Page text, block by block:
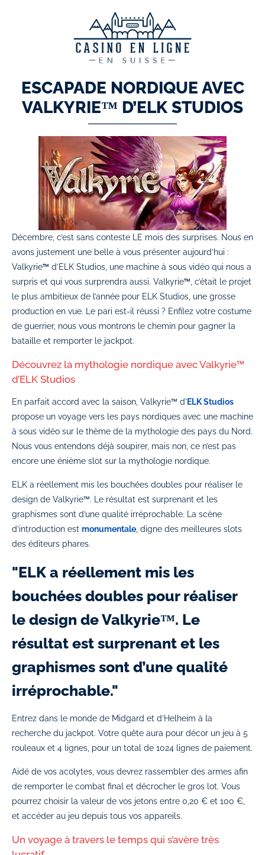
ESCAPADE NORDIQUE AVEC
VALKYRIE™ D’ELK STUDIOS
Décembre, c’est sans conteste LE mois des surprises. Nous en
avons justement une belle à vous présenter aujourd’hui :
Valkyrie™ d’ELK Studios, une machine à sous vidéo qui nous a
surpris et qui vous surprendra aussi. Valkyrie™, c’était le projet
le plus ambitieux de l’année pour ELK Studios, une grosse
production en vue. Le pari est-il réussi ? Enfilez votre costume
de guerrier, nous vous montrons le chemin pour gagner la
bataille et remporter le jackpot.
Découvrez la mythologie nordique avec Valkyrie™
d’ELK Studios
En parfait accord avec la saison, Valkyrie™ d' ELK Studios
propose un voyage vers les pays nordiques avec une machine
à sous vidéo sur le thème de la mythologie des pays du Nord.
Nous vous entendons déjà soupirer, mais non, ce n’est pas
encore une énième slot sur la mythologie nordique.
ELK a réellement mis les bouchées doubles pour réaliser le
design de Valkyrie™. Le résultat est surprenant et les
graphismes sont d’une qualité irréprochable. La scène
d’introduction est monumentale , digne des meilleures slots
des éditeurs phares.
"ELK a réellement mis les
bouchées doubles pour réaliser
le design de Valkyrie™. Le
résultat est surprenant et les
graphismes sont d’une qualité
irréprochable."
Entrez dans le monde de Midgard et d’Helheim à la
recherche du jackpot. Votre quête aura pour décor un jeu à 5
rouleaux et 4 lignes, pour un total de 1024 lignes de paiement.
Aidé de vos acolytes, vous devrez rassembler des armes afin
de remporter le combat final et décrocher le gros lot. Vous
pourrez choisir la valeur de vos jetons entre 0,20 € et 100 €,
et accéder au jeu depuis tous vos appareils.
Un voyage à travers le temps qui s’avère très